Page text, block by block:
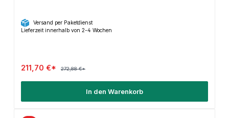
Versand per Paketdienst
Lieferzeit innerhalb von 2-4 Wochen
211,70 €* 272,88 €*
In den Warenkorb